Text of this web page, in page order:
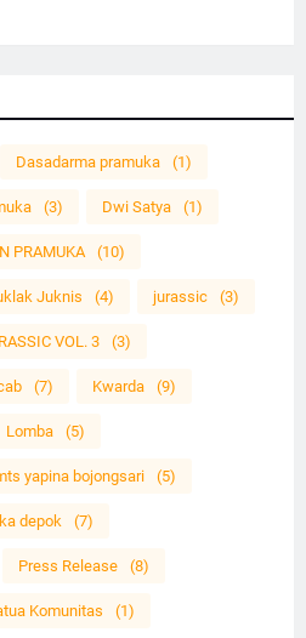
Dasadarma pramuka (1)
(3) Dwi Satya (1)
PRAMUKA (10)
Juknis (4) jurassic (3)
VOL. 3 (3)
(7) Kwarda (9)
Lomba (5)
yapina bojongsari (5)
depok (7)
Press Release (8)
Komunitas (1)